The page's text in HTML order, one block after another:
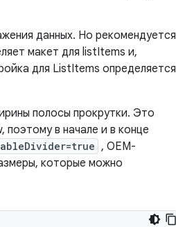
данных. Но рекомендуется
макет для listItems и,
для ListItems определяется
полосы прокрутки. Это
поэтому в начале и в конце
, OEM-
которые можно